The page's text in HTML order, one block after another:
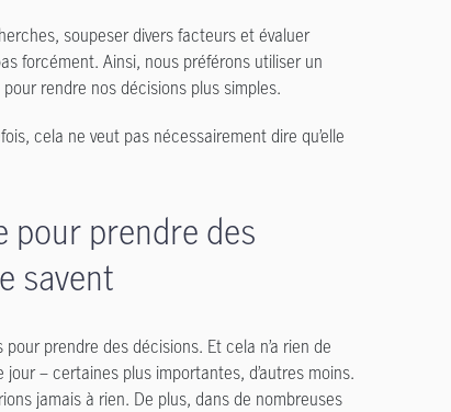
soupeser divers facteurs et évaluer
forcément. Ainsi, nous préférons utiliser un
rendre nos décisions plus simples.
cela ne veut pas nécessairement dire qu’elle
pour prendre des
savent
prendre des décisions. Et cela n’a rien de
– certaines plus importantes, d’autres moins.
jamais à rien. De plus, dans de nombreuses